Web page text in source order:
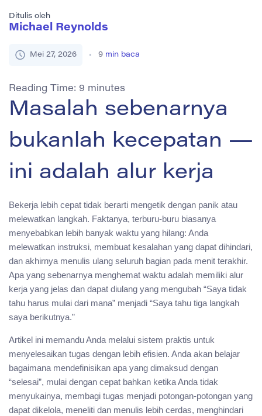
Ditulis oleh
Michael Reynolds
Mei 27, 2026 9 min baca
Reading Time: 9 minutes
Masalah sebenarnya
bukanlah kecepatan —
ini adalah alur kerja
Bekerja lebih cepat tidak berarti mengetik dengan panik atau
melewatkan langkah. Faktanya, terburu-buru biasanya
menyebabkan lebih banyak waktu yang hilang: Anda
melewatkan instruksi, membuat kesalahan yang dapat dihindari,
dan akhirnya menulis ulang seluruh bagian pada menit terakhir.
Apa yang sebenarnya menghemat waktu adalah memiliki alur
kerja yang jelas dan dapat diulang yang mengubah “Saya tidak
tahu harus mulai dari mana” menjadi “Saya tahu tiga langkah
saya berikutnya.”
Artikel ini memandu Anda melalui sistem praktis untuk
menyelesaikan tugas dengan lebih efisien. Anda akan belajar
bagaimana mendefinisikan apa yang dimaksud dengan
“selesai”, mulai dengan cepat bahkan ketika Anda tidak
menyukainya, membagi tugas menjadi potongan-potongan yang
dapat dikelola, meneliti dan menulis lebih cerdas, menghindari